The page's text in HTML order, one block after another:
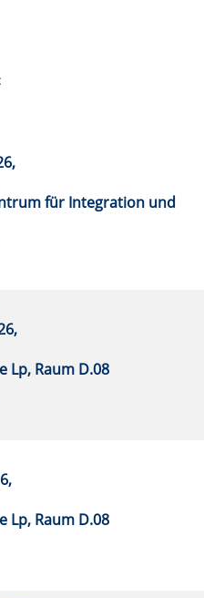
für Integration und
Lp, Raum D.08
Lp, Raum D.08